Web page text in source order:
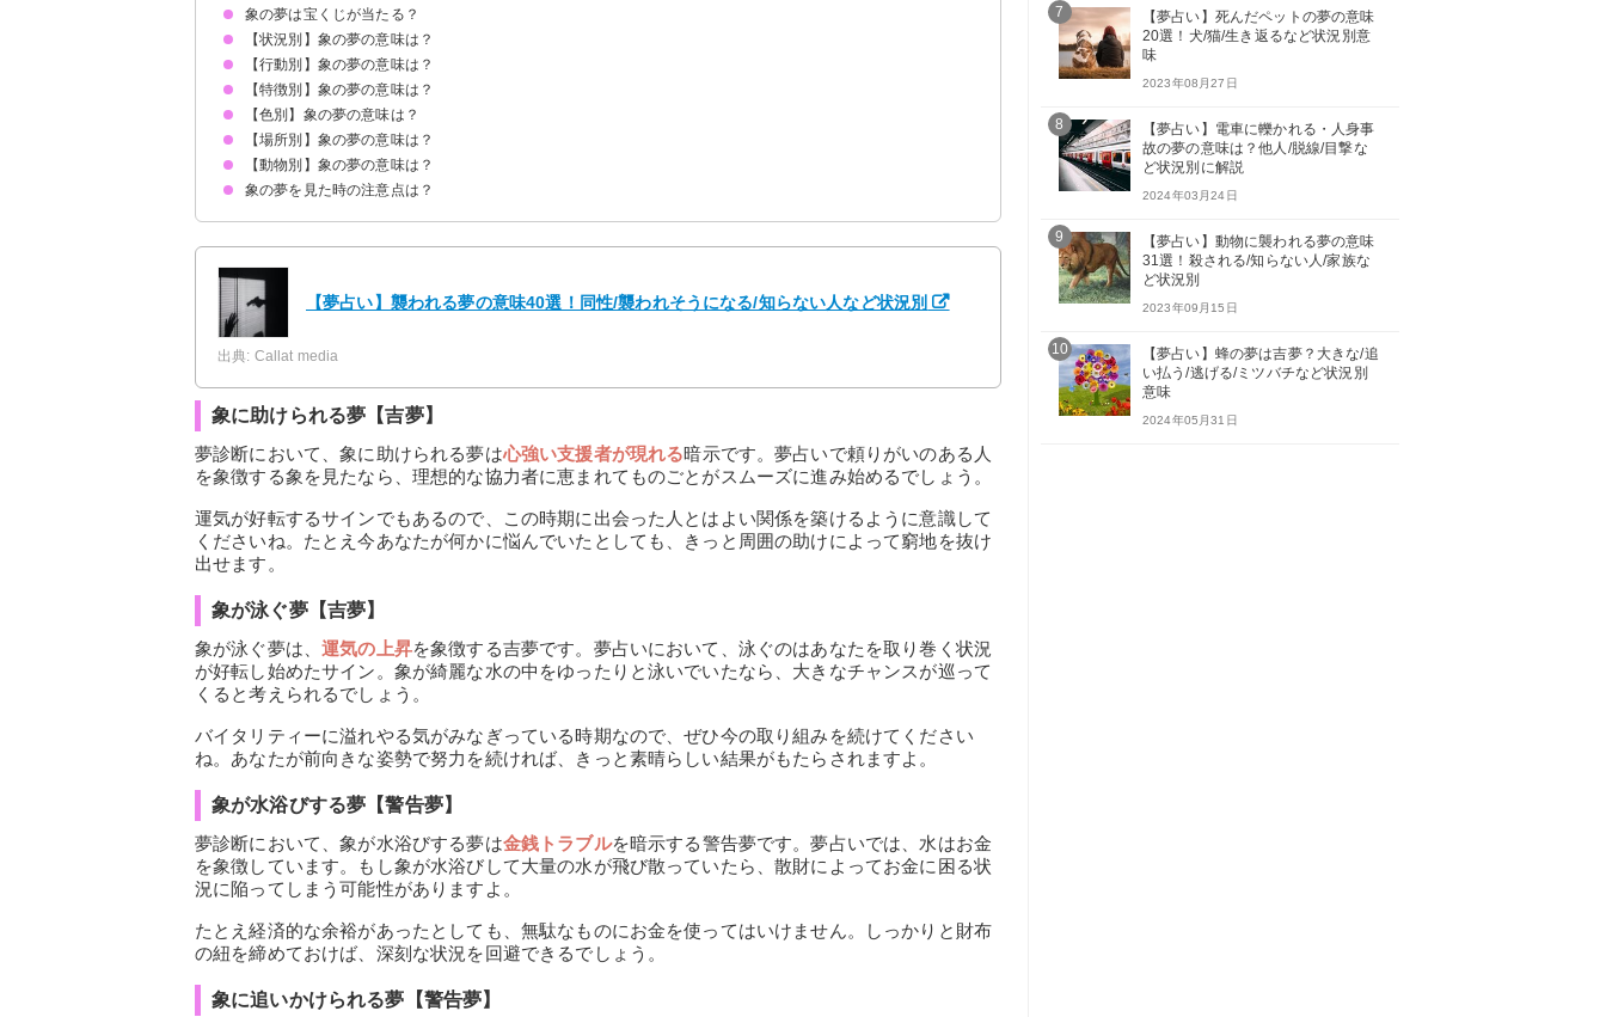
①豊かさの象徴
②周囲から頼られていることの暗示
状況によって意味が決まる
象の夢は宝くじが当たる？
吉夢の象の夢なら当たるかも
象の夢を見て宝くじが当たった体験談
【状況別】象の夢の意味は？
象が暴れる夢【警告夢】
象の群れの夢【吉夢】
象に襲われる夢【警告夢】
象に助けられる夢【吉夢】
象が泳ぐ夢【吉夢】
象が水浴びする夢【警告夢】
象に追いかけられる夢【警告夢】
象が怪我する夢【警告夢】
象が殺される夢【吉夢】
象が死ぬ夢【警告夢】
象の死骸の夢【警告夢】
象が出産する夢【吉夢】
象が空を飛ぶ夢【吉夢】
象に踏まれる夢【吉夢】
象が倒れる夢【警告夢】
象が走る夢【吉夢】
象が糞をする夢【吉夢】
象の置物の夢【吉夢】
象のぬいぐるみの夢【吉夢】
象のおもちゃの夢【吉夢】
象がサーカスで芸をする夢【吉夢】
象の鼻が印象的な夢【吉夢】
象が怒る夢【警告夢】
【行動別】象の夢の意味は？
象に乗る夢【吉夢】
象を飼う夢【吉夢】
象を洗う夢【警告夢】
象と喧嘩する夢【警告夢】
象を助ける夢【吉夢】
象を撫でる夢【吉夢】
象を殺す夢【警告夢】
象を食べる夢【吉夢】
【特徴別】象の夢の意味は？
子象の夢【吉夢】
大きな象の夢【警告夢】
象の赤ちゃんの夢【吉夢】
象の親子の夢【吉夢】
かわいい象の夢【吉夢】
【色別】象の夢の意味は？
赤い象の夢【吉夢】
青い象の夢【吉夢】
ピンクの象の夢【吉夢】
金色の象の夢【吉夢】
【場所別】象の夢の意味は？
象が川にいる夢【吉夢】
象が海にいる夢【吉夢】
象が動物園にいる夢【警告夢】
【動物別】象の夢の意味は？
象とキリンが出てくる夢【吉夢】
象とライオンが出てくる夢【吉夢】
象の夢を見た時の注意点は？
【夢占い】襲われる夢の意味40選！同性/襲われそうになる/知らない人など状況別
出典: Callat media
象に助けられる夢【吉夢】
夢診断において、象に助けられる夢は心強い支援者が現れる暗示です。夢占いで頼りがいのある人
を象徴する象を見たなら、理想的な協力者に恵まれてものごとがスムーズに進み始めるでしょう。
運気が好転するサインでもあるので、この時期に出会った人とはよい関係を築けるように意識して
くださいね。たとえ今あなたが何かに悩んでいたとしても、きっと周囲の助けによって窮地を抜け
出せます。
象が泳ぐ夢【吉夢】
象が泳ぐ夢は、運気の上昇を象徴する吉夢です。夢占いにおいて、泳ぐのはあなたを取り巻く状況
が好転し始めたサイン。象が綺麗な水の中をゆったりと泳いでいたなら、大きなチャンスが巡って
くると考えられるでしょう。
バイタリティーに溢れやる気がみなぎっている時期なので、ぜひ今の取り組みを続けてください
ね。あなたが前向きな姿勢で努力を続ければ、きっと素晴らしい結果がもたらされますよ。
象が水浴びする夢【警告夢】
夢診断において、象が水浴びする夢は金銭トラブルを暗示する警告夢です。夢占いでは、水はお金
を象徴しています。もし象が水浴びして大量の水が飛び散っていたら、散財によってお金に困る状
況に陥ってしまう可能性がありますよ。
たとえ経済的な余裕があったとしても、無駄なものにお金を使ってはいけません。しっかりと財布
の紐を締めておけば、深刻な状況を回避できるでしょう。
象に追いかけられる夢【警告夢】
7
【夢占い】死んだペットの夢の意味
20選！犬/猫/生き返るなど状況別意
味
2023年08月27日
8
【夢占い】電車に轢かれる・人身事
故の夢の意味は？他人/脱線/目撃な
ど状況別に解説
2024年03月24日
9
【夢占い】動物に襲われる夢の意味
31選！殺される/知らない人/家族な
ど状況別
2023年09月15日
10
【夢占い】蜂の夢は吉夢？大きな/追
い払う/逃げる/ミツバチなど状況別
意味
2024年05月31日